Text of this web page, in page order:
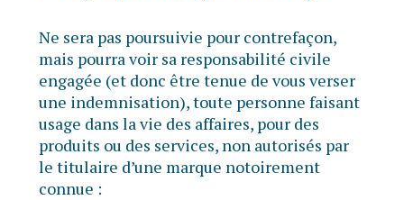
Ne sera pas poursuivie pour contrefaçon,
mais pourra voir sa responsabilité civile
engagée (et donc être tenue de vous verser
une indemnisation), toute personne faisant
usage dans la vie des affaires, pour des
produits ou des services, non autorisés par
le titulaire d’une marque notoirement
connue :